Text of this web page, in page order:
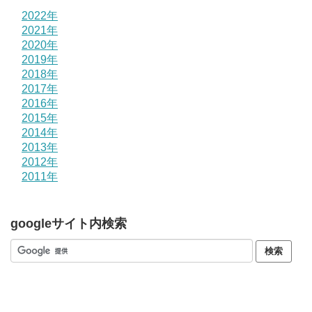
2022年
2021年
2020年
2019年
2018年
2017年
2016年
2015年
2014年
2013年
2012年
2011年
googleサイト内検索